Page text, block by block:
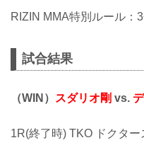
RIZIN MMA特別ルール：
試合結果
（WIN） スダリオ剛 vs.
1R(終了時) TKO ドクター